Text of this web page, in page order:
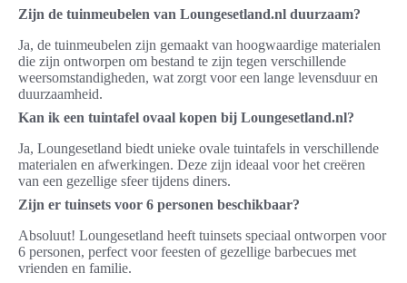
Zijn de tuinmeubelen van Loungesetland.nl duurzaam?
Ja, de tuinmeubelen zijn gemaakt van hoogwaardige materialen
die zijn ontworpen om bestand te zijn tegen verschillende
weersomstandigheden, wat zorgt voor een lange levensduur en
duurzaamheid.
Kan ik een tuintafel ovaal kopen bij Loungesetland.nl?
Ja, Loungesetland biedt unieke ovale tuintafels in verschillende
materialen en afwerkingen. Deze zijn ideaal voor het creëren
van een gezellige sfeer tijdens diners.
Zijn er tuinsets voor 6 personen beschikbaar?
Absoluut! Loungesetland heeft tuinsets speciaal ontworpen voor
6 personen, perfect voor feesten of gezellige barbecues met
vrienden en familie.